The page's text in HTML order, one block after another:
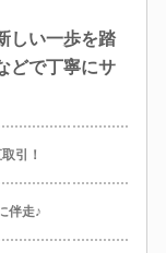
しい一歩を踏
どで丁寧にサ
引！
伴走♪